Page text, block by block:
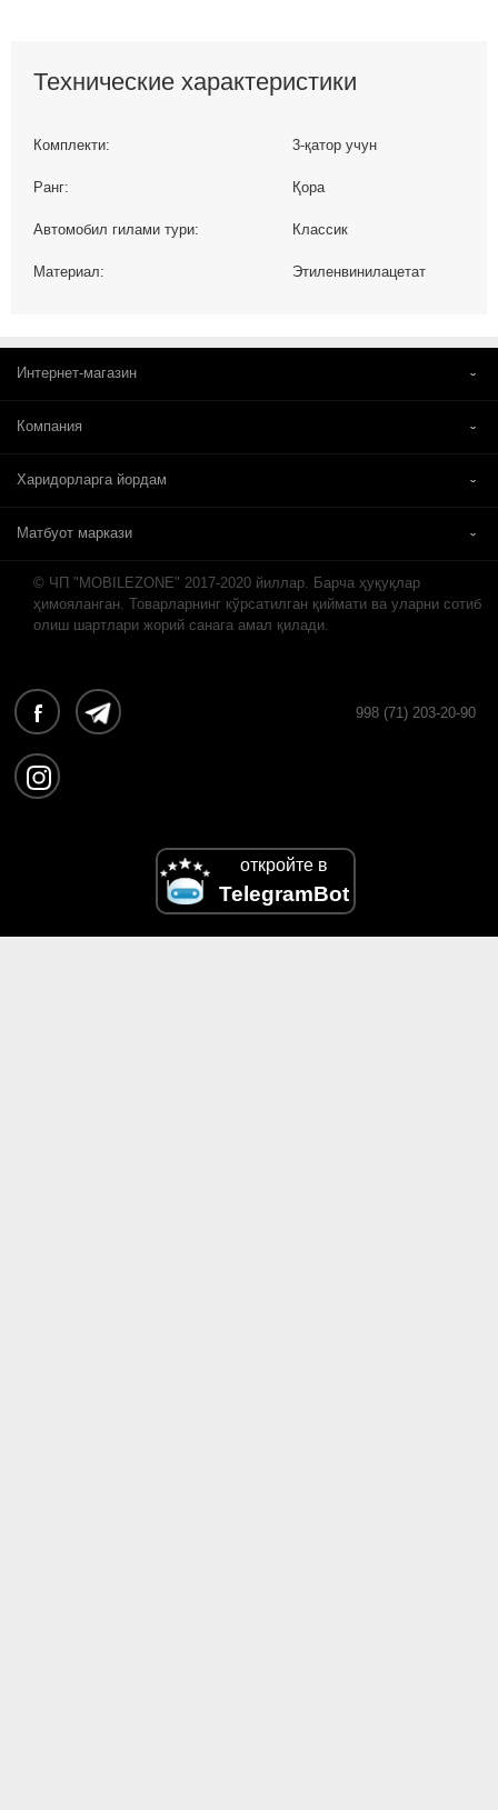
Технические характеристики
Комплекти: 3-қатор учун
Ранг: Қора
Автомобил гилами тури: Классик
Материал: Этиленвинилацетат
Интернет-магазин
Компания
Харидорларга йордам
Матбуот маркази
© ЧП "MOBILEZONE" 2017-2020 йиллар. Барча ҳуқуқлар
ҳимояланган. Товарларнинг кўрсатилган қиймати ва уларни сотиб
олиш шартлари жорий санага амал қилади.
998 (71) 203-20-90
откройте в
TelegramBot